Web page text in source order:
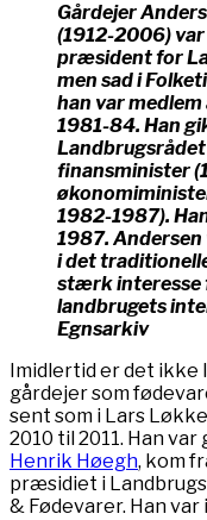
Gårdejer
(1912-2006)
præsident for
men sad i
han var
1981-84. Han
finansminister
1982-1987).
1987.
i det
stærk interesse
landbrugets
Egnsarkiv
Imidlertid er det ikke
gårdejer som
sent som i Lars
2010 til 2011. Han
Henrik Høegh, kom
præsidiet i
& Fødevarer. Han var